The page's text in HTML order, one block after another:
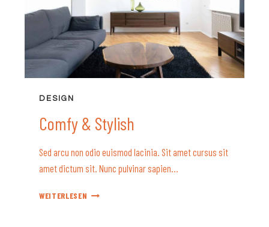
DESIGN
Comfy & Stylish
Sed arcu non odio euismod lacinia. Sit amet cursus sit
amet dictum sit. Nunc pulvinar sapien…
WEITERLESEN COMFY